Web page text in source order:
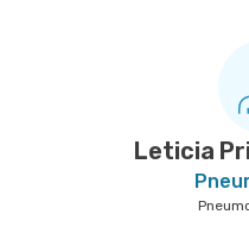
Leticia